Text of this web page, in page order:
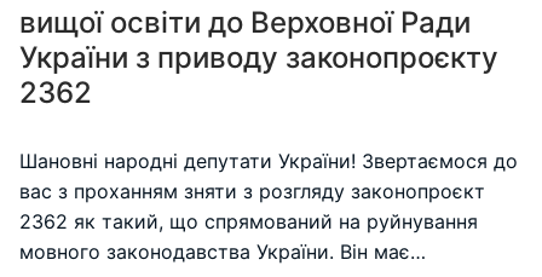
вищої освіти до Верховної Ради
України з приводу законопроєкту
2362
Шановні народні депутати України! Звертаємося до
вас з проханням зняти з розгляду законопроєкт
2362 як такий, що спрямований на руйнування
мовного законодавства України. Він має…